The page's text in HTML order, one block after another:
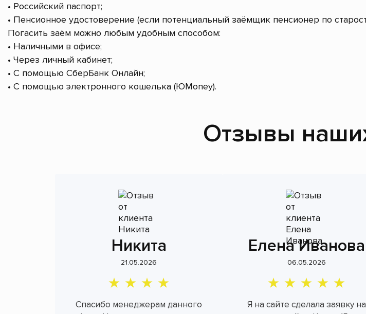
• Российский паспорт;
• Пенсионное удостоверение (если потенциальный заёмщик пенсионер по
Погасить заём можно любым удобным способом:
• Наличными в офисе;
• Через личный кабинет;
• С помощью СберБанк Онлайн;
• С помощью электронного кошелька (ЮMoney).
Отзывы
Никита
21.05.2026
Спасибо менеджерам данного
Елена Иванова
06.05.2026
Я на сайте сделала заявку на